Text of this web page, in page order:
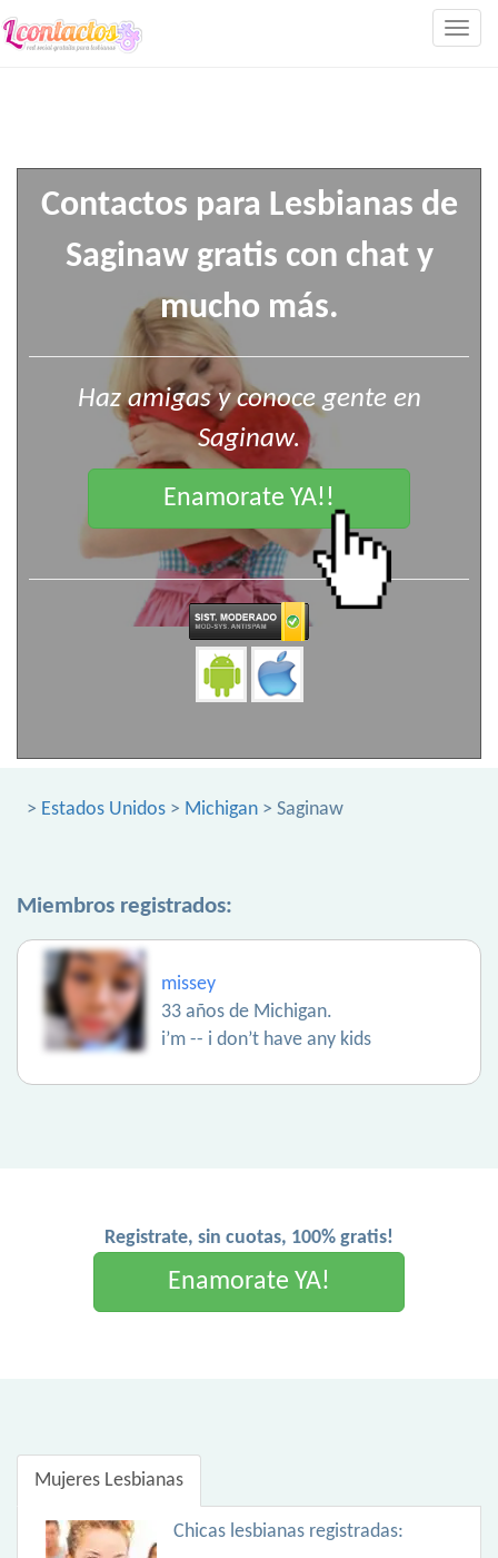
Contactos para Lesbianas de
Saginaw gratis con chat y
mucho más.
Haz amigas y conoce gente en
Saginaw.
Enamorate YA!!
> Estados Unidos > Michigan > Saginaw
Miembros registrados:
missey
33 años de Michigan.
i’m -- i don’t have any kids
Registrate, sin cuotas, 100% gratis!
Enamorate YA!
Mujeres Lesbianas
Chicas lesbianas registradas: